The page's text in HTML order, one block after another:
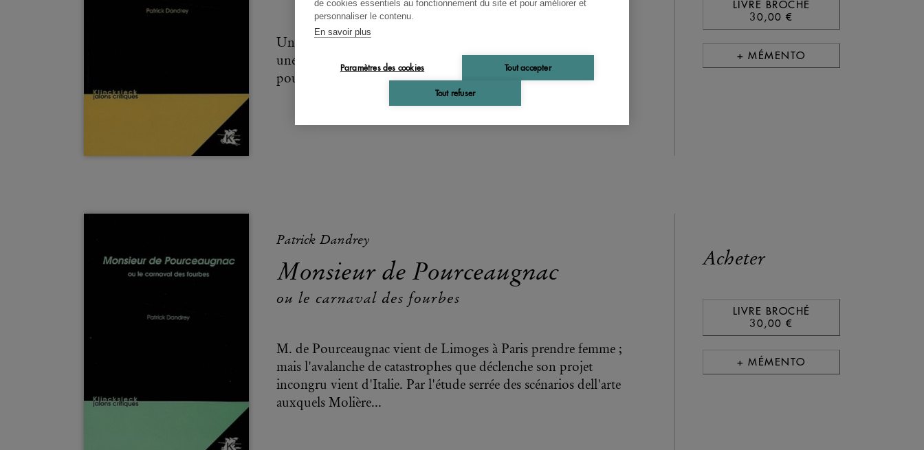
de cookies essentiels au fonctionnement du site et pour améliorer et
personnaliser le contenu.
En savoir plus
Paramètres des cookies Tout accepter
Tout refuser
Un père autoritaire, une fille amoureuse, un prétendant hardi,
une servante futée — l'équation est banale et sa résolution aisée
pour qui a déjà composé Le Médecin...
LIVRE BROCHÉ
30,00 €
+ MÉMENTO
Patrick Dandrey
Monsieur de Pourceaugnac
ou le carnaval des fourbes
M. de Pourceaugnac vient de Limoges à Paris prendre femme ;
mais l'avalanche de catastrophes que déclenche son projet
incongru vient d'Italie. Par l'étude serrée des scénarios dell'arte
auxquels Molière...
Acheter
LIVRE BROCHÉ
30,00 €
+ MÉMENTO